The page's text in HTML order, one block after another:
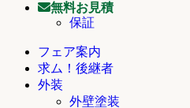
無料お見積
保証
フェア案内
求ム！後継者
外装
外壁塗装